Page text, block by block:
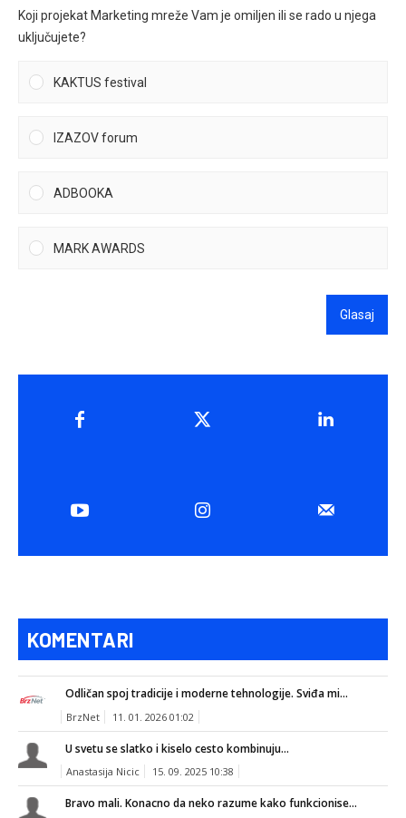
Koji projekat Marketing mreže Vam je omiljen ili se rado u njega
uključujete?
KAKTUS festival
IZAZOV forum
ADBOOKA
MARK AWARDS
Glasaj
KOMENTARI
Odličan spoj tradicije i moderne tehnologije. Sviđa mi...
BrzNet 11. 01. 2026 01:02
U svetu se slatko i kiselo cesto kombinuju...
Anastasija Nicic 15. 09. 2025 10:38
Bravo mali. Konacno da neko razume kako funkcionise...